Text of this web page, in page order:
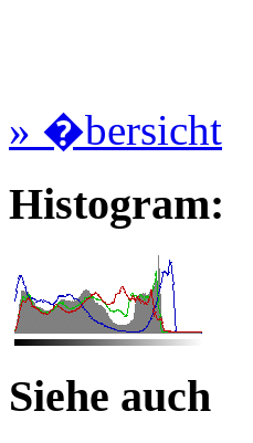
» �bersicht
Histogram:
Siehe auch